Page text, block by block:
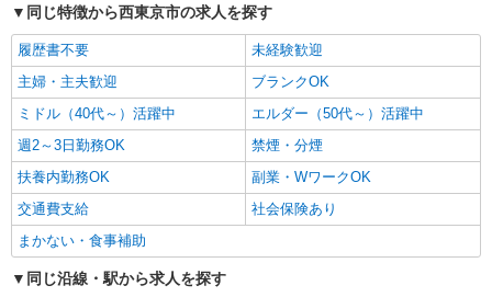
同じ特徴から西東京市の求人を探す
履歴書不要
未経験歓迎
主婦・主夫歓迎
ブランクOK
ミドル（40代～）活躍中
エルダー（50代～）活躍中
週2～3日勤務OK
禁煙・分煙
扶養内勤務OK
副業・WワークOK
交通費支給
社会保険あり
まかない・食事補助
同じ沿線・駅から求人を探す